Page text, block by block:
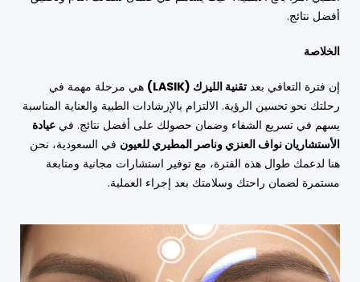
أفضل نتائج.
الخلاصة
إن فترة التعافي بعد تقنية الليزك (LASIK)
هي مرحلة مهمة في
رحلتك نحو تحسين الرؤية. الالتزام بالإرشادات الطبية والعناية المناسبة
يسهم في تسريع الشفاء وضمان حصولك على أفضل نتائج. في عيادة
الأستشاريان نواف العنزي وناصر المطيري للعيون في السعودية، نحن
هنا لدعمك طوال هذه الفترة، مع توفير استشارات مجانية ومتابعة
مستمرة لضمان راحتك وسلامتك بعد إجراء العملية.